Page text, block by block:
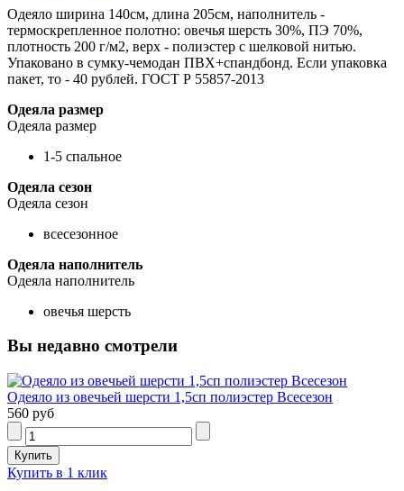
Одеяло ширина 140см, длина 205см, наполнитель -
термоскрепленное полотно: овечья шерсть 30%, ПЭ 70%,
плотность 200 г/м2, верх - полиэстер с шелковой нитью.
Упаковано в сумку-чемодан ПВХ+спандбонд. Если упаковка
пакет, то - 40 рублей. ГОСТ Р 55857-2013
Одеяла размер
Одеяла размер
1-5 спальное
Одеяла сезон
Одеяла сезон
всесезонное
Одеяла наполнитель
Одеяла наполнитель
овечья шерсть
Вы недавно смотрели
Одеяло из овечьей шерсти 1,5сп полиэстер Всесезон
560 руб
Купить в 1 клик